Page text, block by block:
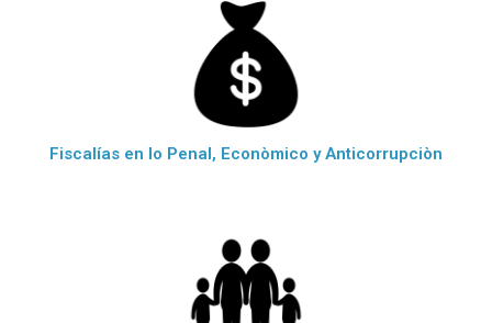
Fiscalías en lo Penal, Econòmico y Anticorrupciòn